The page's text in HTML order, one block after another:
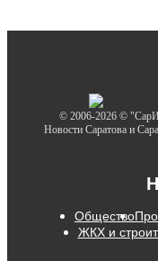
© 2006-2026 ©
Новости Саратова и
Общество
ЖКХ и